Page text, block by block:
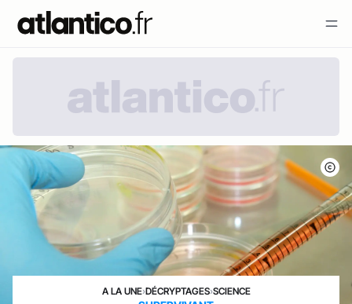
A LA UNE›DÉCRYPTAGES›SCIENCE